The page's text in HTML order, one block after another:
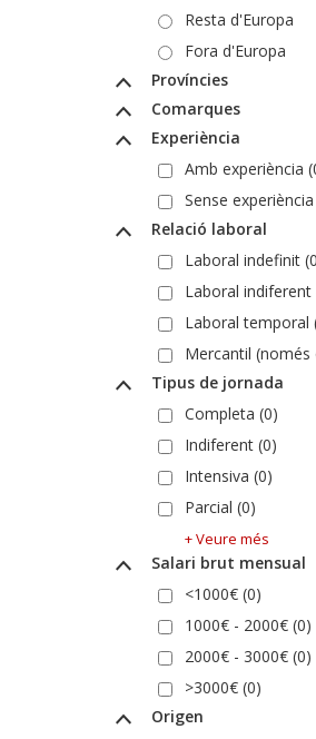
Resta d'Europa
Fora d'Europa
Províncies
Comarques
Experiència
Amb experiència
Sense
Relació laboral
Laboral indefinit
Laboral indiferent
Laboral temporal
Mercantil
Tipus de jornada
Completa (0)
Indiferent (0)
Intensiva (0)
Parcial (0)
+ Veure més
Salari brut mensual
<1000€ (0)
1000€ - 2000€ (0)
2000€ - 3000€ (0)
>3000€ (0)
Origen